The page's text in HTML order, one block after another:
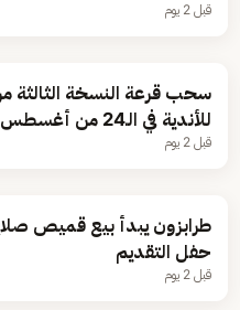
قبل 2 يوم
سحب قرعة النسخة الثالثة
للأندية في الـ24 من أغسطس الجاري
قبل 2 يوم
حفل التقديم
قبل 2 يوم